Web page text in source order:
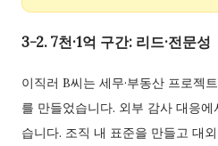
3-2. 7천·1억 구간: 리드·전문성
이직러 B씨는 세무·부동산 프로젝
를 만들었습니다. 외부 감사 대응
습니다. 조직 내 표준을 만들고 대